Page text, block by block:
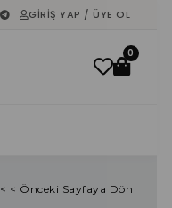
GIRIŞ YAP / ÜYE OL
0
< < Önceki Sayfaya Dön